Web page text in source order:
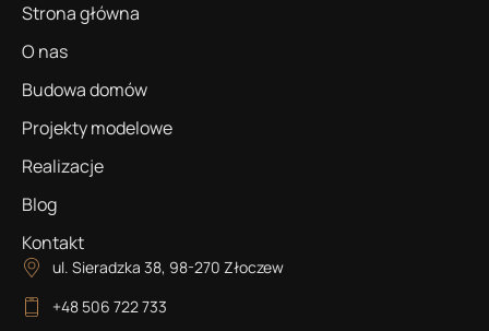
Strona główna
O nas
Budowa domów
Projekty modelowe
Realizacje
Blog
Kontakt
ul. Sieradzka 38, 98-270 Złoczew
+48 506 722 733